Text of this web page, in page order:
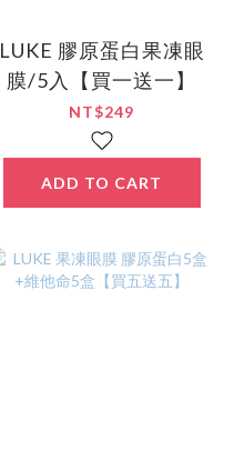
LUKE 膠原蛋白果凍眼
膜/5入【買一送一】
NT$249
ADD TO CART